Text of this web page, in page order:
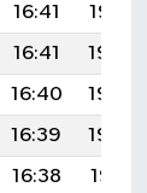
16:41
19:47
16:41
19:45
16:40
19:44
16:39
19:42
16:38
19:41